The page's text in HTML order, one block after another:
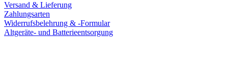
Versand & Lieferung
Zahlungsarten
Widerrufsbelehrung & -Formular
Altgeräte- und Batterieentsorgung